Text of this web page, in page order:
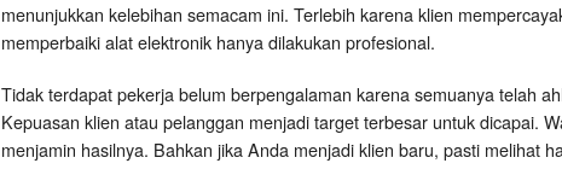
menunjukkan kelebihan semacam ini. Terlebih karena klien
memperbaiki alat elektronik hanya dilakukan profesional.
Tidak terdapat pekerja belum berpengalaman karena semuanya telah
Kepuasan klien atau pelanggan menjadi target terbesar untuk dicapai.
menjamin hasilnya. Bahkan jika Anda menjadi klien baru, pasti melihat